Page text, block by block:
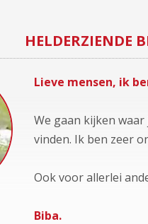
HELDERZIENDE
Lieve mensen, ik
We gaan kijken
vinden. Ik ben zeer
Ook voor allerlei
Biba.